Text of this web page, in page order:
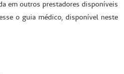
em outros prestadores disponíveis
o guia médico, disponível neste